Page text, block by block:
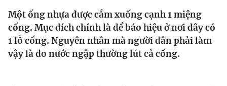
Y tế
Thế giới
Giáo dục
Một ống nhựa được cắm xuống cạnh 1 miệng
cống. Mục đích chính là để báo hiệu ở nơi đây có
1 lỗ cống. Nguyên nhân mà người dân phải làm
vậy là do nước ngập thường lút cả cống.